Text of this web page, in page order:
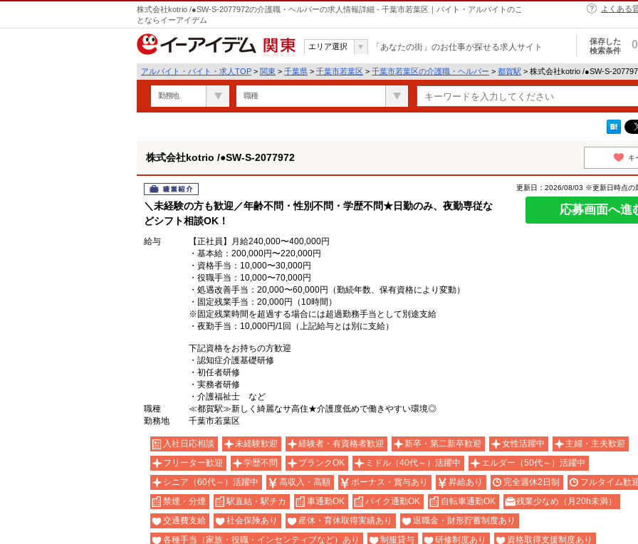
株式会社kotrio /●SW-S-2077972の介護職・ヘルパーの求人情報詳細 - 千葉市若葉区｜バイト・アルバイトのこ
とならイーアイデム
よくある
関東
エリア選択 「あなたの街」のお仕事が探せる求人サイト
保存した
検索条件
0
アルバイト・バイト・求人TOP > 関東 > 千葉県 > 千葉市若葉区 > 千葉市若葉区の介護職・ヘルパー > 都賀駅 > 株式会社kotrio /●SW-S-
勤務地 職種
株式会社kotrio /●SW-S-2077972 キ
職業紹介
＼未経験の方も歓迎／年齢不問・性別不問・学歴不問★日勤のみ、夜勤専従な
どシフト相談OK！
更新日：2026/08/03 ※更新日時点の
応募画面へ進
給与
【正社員】月給240,000〜400,000円
・基本給：200,000円〜220,000円
・資格手当：10,000〜30,000円
・役職手当：10,000〜70,000円
・処遇改善手当：20,000〜60,000円（勤続年数、保有資格により変動）
・固定残業手当：20,000円（10時間）
※固定残業時間を超過する場合には超過勤務手当として別途支給
・夜勤手当：10,000円/1回（上記給与とは別に支給）
下記資格をお持ちの方歓迎
・認知症介護基礎研修
・初任者研修
・実務者研修
・介護福祉士 など
職種
≪都賀駅≫新しく綺麗なサ高住★介護度低めで働きやすい環境◎
勤務地
千葉市若葉区
入社日応相談 未経験歓迎 経験者・有資格者歓迎 新卒・第二新卒歓迎 女性活躍中
主婦・主夫歓迎
フリーター歓迎
学歴不問 ブランクOK ミドル（40代～）活躍中
エルダー（50代～）活躍中
シニア（60代～）活躍中
高収入・高額 ボーナス・賞与あり 昇給あり 完全週休2日制
フルタイム歓
禁煙・分煙
駅直結・駅チカ 車通勤OK バイク通勤OK 自転車通勤OK
残業少なめ（月20h未満）
交通費支給
社会保険あり 産休・育休取得実績あり
退職金・財形貯蓄制度あり
各種手当（家族・役職・インセンティブなど）あり
制服貸与 研修制度あり 資格取得支援制度あり